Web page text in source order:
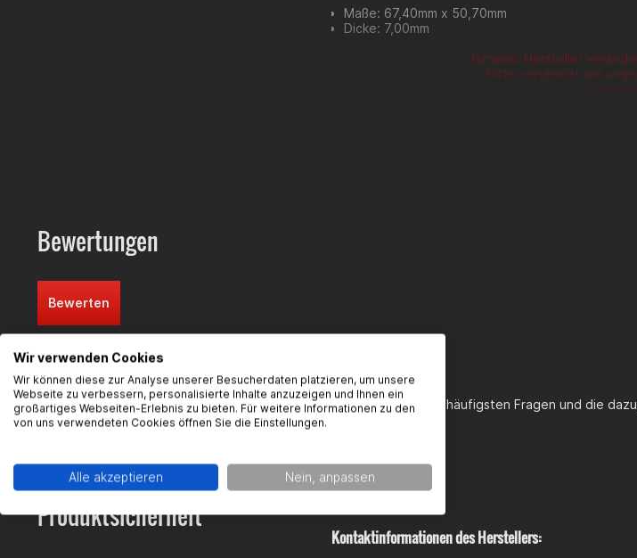
Maße: 67,40mm x 50,70mm
Dicke: 7,00mm
Hinweis: Hersteller
Bitte vergleicht die
um
Bewertungen
Bewerten
FAQ Hier findest du die häufigsten Fragen und die
Produktsicherheit
Kontaktinformationen des Herstellers:
Wir verwenden Cookies
Wir können diese zur Analyse unserer Besucherdaten platzieren, um unsere
Webseite zu verbessern, personalisierte Inhalte anzuzeigen und Ihnen ein
großartiges Webseiten-Erlebnis zu bieten. Für weitere Informationen zu den
von uns verwendeten Cookies öffnen Sie die Einstellungen.
Alle akzeptieren Nein, anpassen